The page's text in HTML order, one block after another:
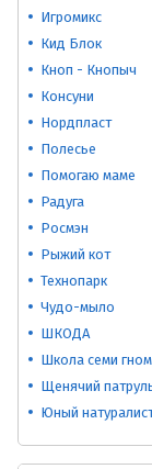
Игромикс
Кид Блок
Кноп - Кнопыч
Консуни
Нордпласт
Полесье
Помогаю маме
Радуга
Росмэн
Рыжий кот
Технопарк
Чудо-мыло
ШКОДА
Школа семи
Щенячий
Юный